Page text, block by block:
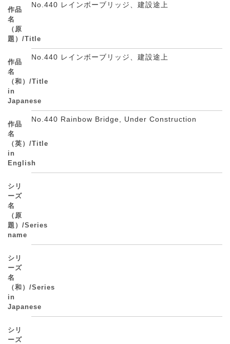
作品
名
（原
題）/Title
No.440 レインボーブリッジ、建設途上
作品
名
（和）/Title
in
Japanese
No.440 レインボーブリッジ、建設途上
作品
名
（英）/Title
in
English
No.440 Rainbow Bridge, Under Construction
シリ
ーズ
名
（原
題）/Series
name
シリ
ーズ
名
（和）/Series
in
Japanese
シリ
ーズ